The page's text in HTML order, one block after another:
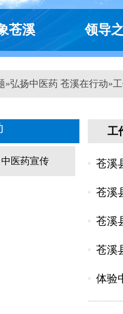
苍溪 领导
»弘扬中医药 苍溪在行动»
中医药宣传
工
苍溪
苍溪
苍溪
苍溪
体验